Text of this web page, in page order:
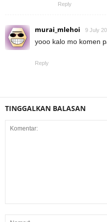
Reply
murai_mlehoi 9 July
yooo kalo mo komen
Reply
TINGGALKAN BALASAN